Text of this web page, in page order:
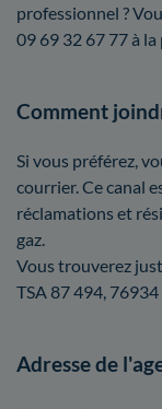
professionnel ?
09 69 32 67 77 à la
Comment
Si vous préférez,
courrier. Ce canal
réclamations et
gaz.
Vous trouverez
TSA 87 494,
Adresse de